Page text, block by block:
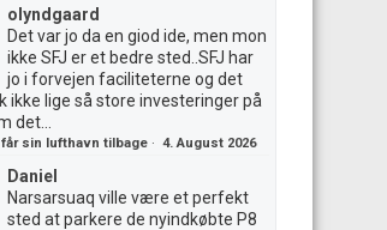
olyndgaard
Det var jo da en giod ide, men mon
ikke SFJ er et bedre sted..SFJ har
jo i forvejen faciliteterne og det
ikke lige så store investeringer på
det...
får sin lufthavn tilbage · 4. August 2026
Daniel
Narsarsuaq ville være et perfekt
sted at parkere de nyindkøbte P8